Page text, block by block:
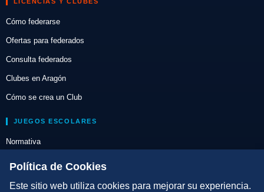
Cómo federarse
Ofertas para federados
Consulta federados
Clubes en Aragón
Cómo se crea un Club
JUEGOS ESCOLARES
Normativa
Escuelas de Triatlón
DIRECCIÓN TÉCNICA
Política de Cookies
Este sitio web utiliza cookies para mejorar su experiencia.